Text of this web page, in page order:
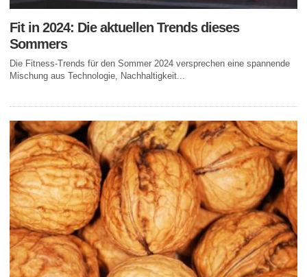
Fit in 2024: Die aktuellen Trends dieses
Sommers
Die Fitness-Trends für den Sommer 2024 versprechen eine spannende
Mischung aus Technologie, Nachhaltigkeit...